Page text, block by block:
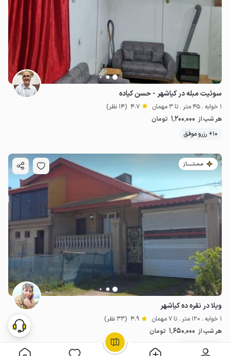
سوئیت مبله در کیاشهر - حسن کیاده
1 خوابه . 45 متر . تا 3 مهمان 4.7 (14 نظر)
هر شب از 1٬200٬000 تومان
10+ رزرو موفق
مـمـتــــــاز
ویلا در نقره ده کیاشهر
1 خوابه . 120 متر . تا 7 مهمان 4.9 (33 نظر)
هر شب از 1٬650٬000 تومان